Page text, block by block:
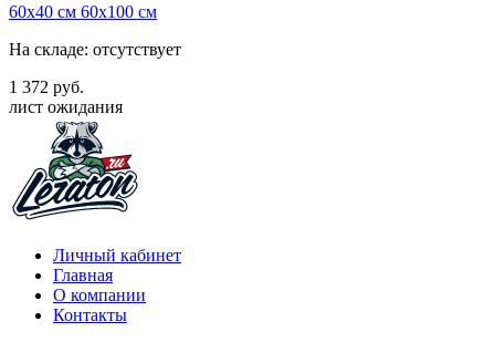
60x40 см 60x100 см
На складе: отсутствует
1 372 руб.
лист ожидания
Личный кабинет
Главная
О компании
Контакты